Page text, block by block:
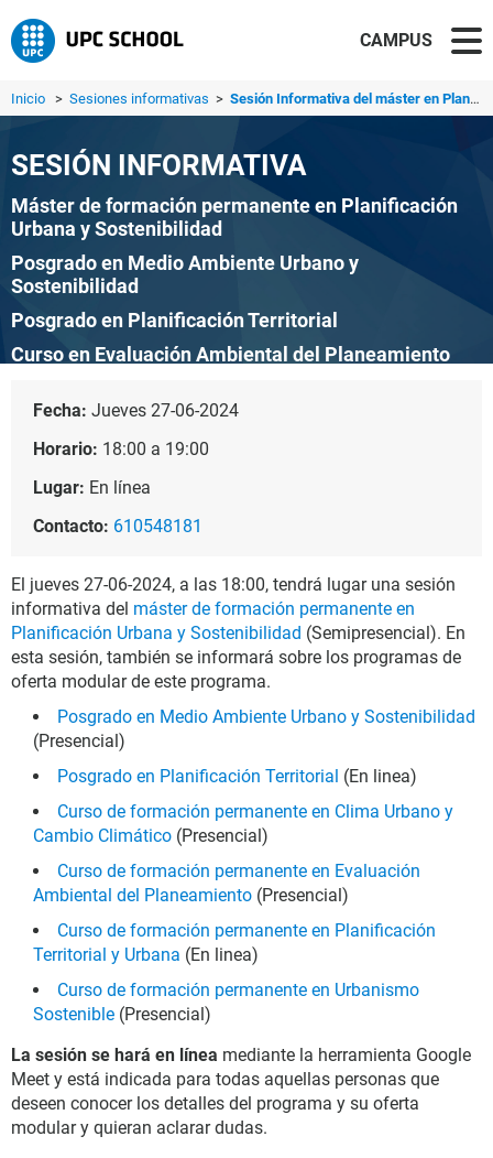
CAMPUS
Inicio > Sesiones informativas > Sesión Informativa del máster en Planificación Urbana y S...
SESIÓN INFORMATIVA
Máster de formación permanente en Planificación
Urbana y Sostenibilidad
Posgrado en Medio Ambiente Urbano y
Sostenibilidad
Posgrado en Planificación Territorial
Curso en Evaluación Ambiental del Planeamiento
Curso en Planificación Territorial y Urbana
Curso en Urbanismo Sostenible
Fecha: Jueves 27-06-2024
Horario: 18:00 a 19:00
Lugar: En línea
Contacto: 610548181
El jueves 27-06-2024, a las 18:00, tendrá lugar una sesión
informativa del máster de formación permanente en
Planificación Urbana y Sostenibilidad (Semipresencial). En
esta sesión, también se informará sobre los programas de
oferta modular de este programa.
Posgrado en Medio Ambiente Urbano y Sostenibilidad
(Presencial)
Posgrado en Planificación Territorial (En linea)
Curso de formación permanente en Clima Urbano y
Cambio Climático (Presencial)
Curso de formación permanente en Evaluación
Ambiental del Planeamiento (Presencial)
Curso de formación permanente en Planificación
Territorial y Urbana (En linea)
Curso de formación permanente en Urbanismo
Sostenible (Presencial)
La sesión se hará en línea mediante la herramienta Google
Meet y está indicada para todas aquellas personas que
deseen conocer los detalles del programa y su oferta
modular y quieran aclarar dudas.